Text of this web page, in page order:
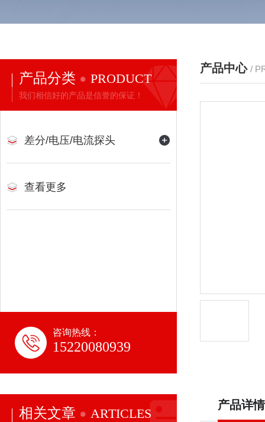
产品分类 PRODUCT
我们相信好的产品是信誉的保证！
差分/电压/电流探头
查看更多
咨询热线：
15220080939
相关文章 ARTICLES
产品中心 /
产品详情